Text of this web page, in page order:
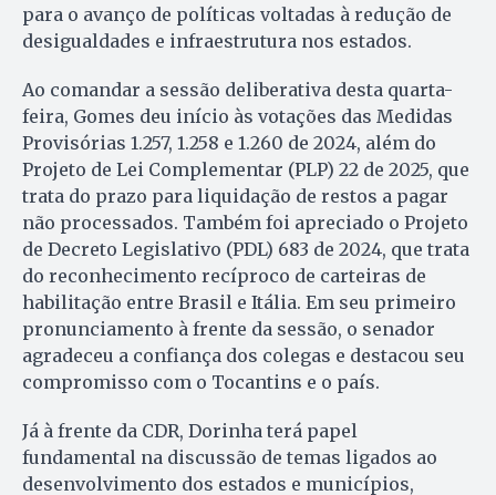
para o avanço de políticas voltadas à redução de
desigualdades e infraestrutura nos estados.
Ao comandar a sessão deliberativa desta quarta-
feira, Gomes deu início às votações das Medidas
Provisórias 1.257, 1.258 e 1.260 de 2024, além do
Projeto de Lei Complementar (PLP) 22 de 2025, que
trata do prazo para liquidação de restos a pagar
não processados. Também foi apreciado o Projeto
de Decreto Legislativo (PDL) 683 de 2024, que trata
do reconhecimento recíproco de carteiras de
habilitação entre Brasil e Itália. Em seu primeiro
pronunciamento à frente da sessão, o senador
agradeceu a confiança dos colegas e destacou seu
compromisso com o Tocantins e o país.
Já à frente da CDR, Dorinha terá papel
fundamental na discussão de temas ligados ao
desenvolvimento dos estados e municípios,